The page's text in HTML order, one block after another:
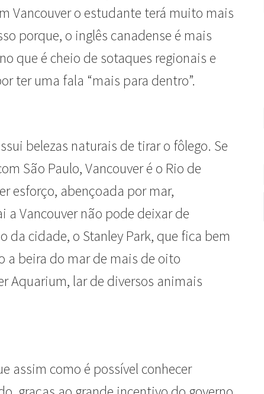
Vancouver o estudante terá muito mais
porque, o inglês canadense é mais
que é cheio de sotaques regionais e
ter uma fala “mais para dentro”.
belezas naturais de tirar o fôlego. Se
São Paulo, Vancouver é o Rio de
esforço, abençoada por mar,
a Vancouver não pode deixar de
da cidade, o Stanley Park, que fica bem
a beira do mar de mais de oito
Aquarium, lar de diversos animais
assim como é possível conhecer